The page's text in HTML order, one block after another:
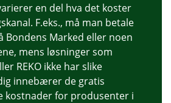
en del hva det koster
F.eks., må man betale
Bondens Marked eller noen
mens løsninger som
REKO ikke har slike
innebærer de gratis
kostnader for produsenter i